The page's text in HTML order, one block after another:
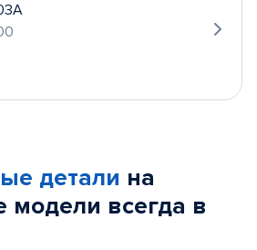
детали на
модели всегда в